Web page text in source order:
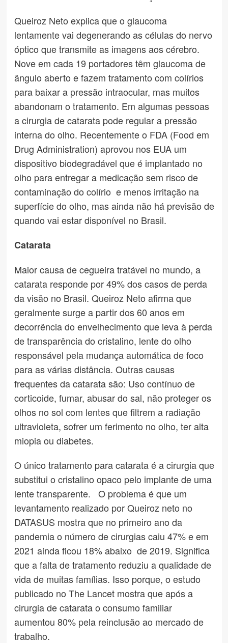
Queiroz Neto explica que o glaucoma
lentamente vai degenerando as células do nervo
óptico que transmite as imagens aos cérebro.
Nove em cada 19 portadores têm glaucoma de
ângulo aberto e fazem tratamento com colírios
para baixar a pressão intraocular, mas muitos
abandonam o tratamento. Em algumas pessoas
a cirurgia de catarata pode regular a pressão
interna do olho. Recentemente o FDA (Food em
Drug Administration) aprovou nos EUA um
dispositivo biodegradável que é implantado no
olho para entregar a medicação sem risco de
contaminação do colírio e menos irritação na
superfície do olho, mas ainda não há previsão de
quando vai estar disponível no Brasil.
Catarata
Maior causa de cegueira tratável no mundo, a
catarata responde por 49% dos casos de perda
da visão no Brasil. Queiroz Neto afirma que
geralmente surge a partir dos 60 anos em
decorrência do envelhecimento que leva à perda
de transparência do cristalino, lente do olho
responsável pela mudança automática de foco
para as várias distância. Outras causas
frequentes da catarata são: Uso contínuo de
corticoide, fumar, abusar do sal, não proteger os
olhos no sol com lentes que filtrem a radiação
ultravioleta, sofrer um ferimento no olho, ter alta
miopia ou diabetes.
O único tratamento para catarata é a cirurgia que
substitui o cristalino opaco pelo implante de uma
lente transparente. O problema é que um
levantamento realizado por Queiroz neto no
DATASUS mostra que no primeiro ano da
pandemia o número de cirurgias caiu 47% e em
2021 ainda ficou 18% abaixo de 2019. Significa
que a falta de tratamento reduziu a qualidade de
vida de muitas famílias. Isso porque, o estudo
publicado no The Lancet mostra que após a
cirurgia de catarata o consumo familiar
aumentou 80% pela reinclusão ao mercado de
trabalho.